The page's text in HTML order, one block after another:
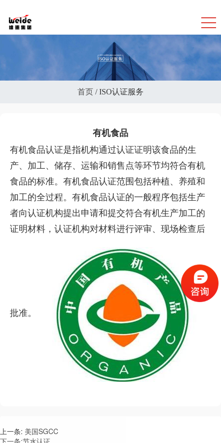
首页 / ISO认证服务
有机食品
有机食品认证是指机构通过认证证明该食品的生
产、加工、储存、运输和销售点等环节均符合有机
食品的标准。有机食品认证范围包括种植、养殖和
加工的全过程。有机食品认证的一般程序包括生产
者向认证机构提出申请和提交符合有机生产加工的
证明材料，认证机构对材料进行评审、现场检查后
批准。
上一条: 美国SGCC